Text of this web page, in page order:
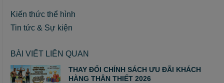
Kiến thức thể hình
Tin tức & Sự kiện
BÀI VIẾT LIÊN QUAN
THAY ĐỔI CHÍNH SÁCH ƯU ĐÃI KHÁCH
HÀNG THÂN THIẾT 2026